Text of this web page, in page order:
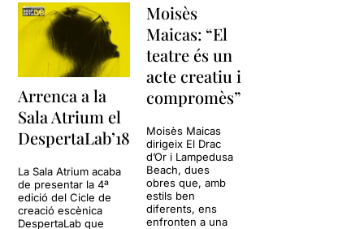
Arrenca a la
Sala Atrium el
DespertaLab’18
La Sala Atrium acaba
de presentar la 4ª
edició del Cicle de
creació escènica
DespertaLab que
Moisès
Maicas: “El
teatre és un
acte creatiu i
compromès”
Moisès Maicas
dirigeix El Drac
d’Or i Lampedusa
Beach, dues
obres que, amb
estils ben
diferents, ens
enfronten a una